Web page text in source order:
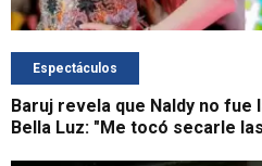
Espectáculos
Baruj revela que Naldy no fue
Bella Luz: "Me tocó secarle